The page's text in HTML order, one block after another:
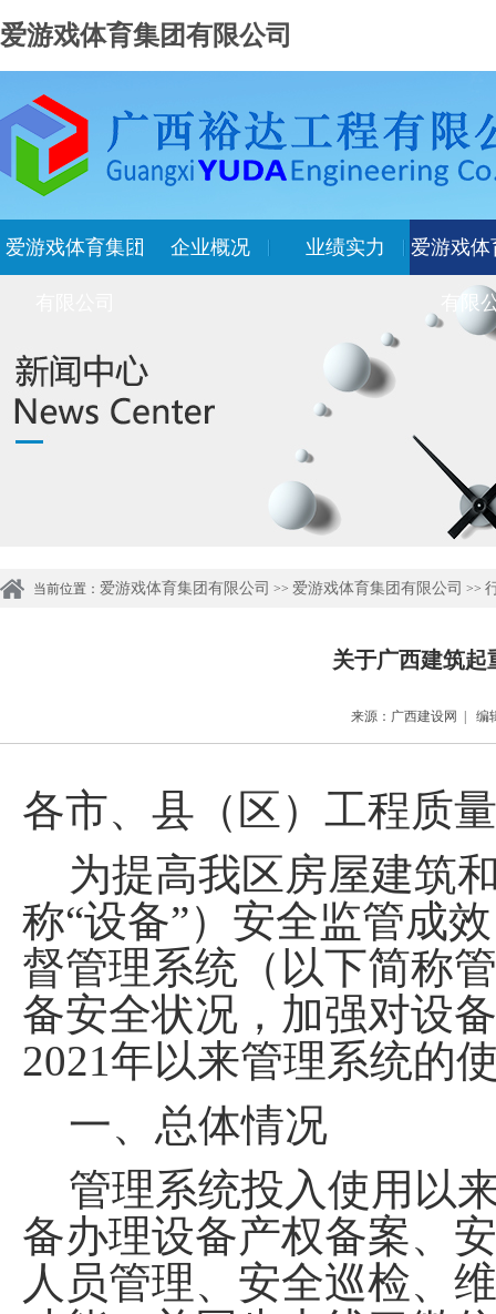
爱游戏体育集团有限公司
爱游戏体育集团 企业概况 业绩实力 爱游戏体
有限
当前位置： 爱游戏体育集团有限公司 >> 爱游戏体育集团有限公司 >> 行
关于广西建筑起
来源：广西建设网 | 编
各市、县（区）工程质
为提高我区房屋建筑
称“设备”） 安全监管成
督管理系统（以下简称
备安全状况，加强对设备
2021年以来管理系统的
一、总体情况
管理系统投入使用以
备办理设备产权备案、
人员管理、安全巡检、